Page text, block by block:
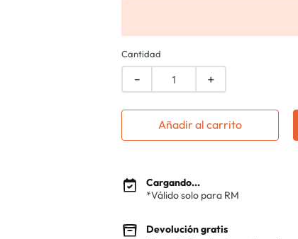
Cantidad
＋
－
Añadir al carrito
Cargando...
*Válido solo para RM
Devolución gratis